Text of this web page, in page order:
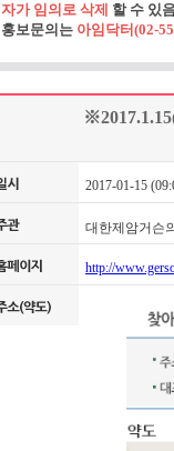
자가 임의로 삭제 할 수 있
홍보문의는 아임닥터(02-
2017-01-15
대한제암거슨
http://